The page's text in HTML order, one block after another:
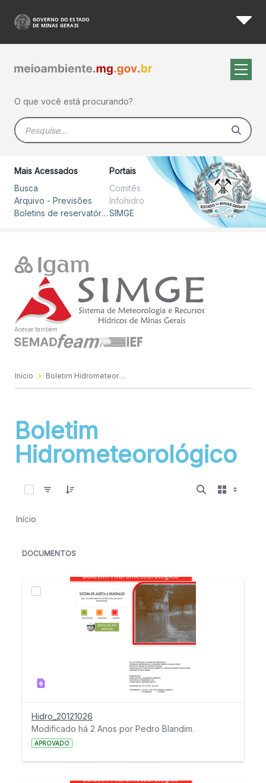
Pular para o Conteúdo principal
Boletim Hidrometeorológico
O que você está procurando?
Barra de busca
Mais Acessados
Busca
Arquivo - Previsões
Boletins de reservatórios
Portais
Comitês
Infohidro
SIMGE
Acesse também
Início Boletim Hidrometeorológico
Boletim
Hidrometeorológico
Início
DOCUMENTOS
Hidro_20121026
Modificado há 2 Anos por Pedro Blandim.
APROVADO